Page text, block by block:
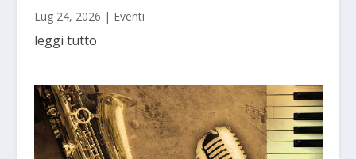
Lug 24, 2026 | Eventi
leggi tutto